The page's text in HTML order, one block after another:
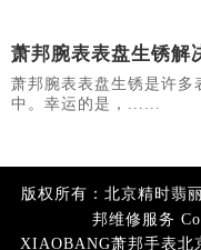
萧邦腕表表盘生锈解
萧邦腕表表盘生锈是许多
中。幸运的是，......
版权所有：北京精时翡
邦维修服务
XIAOBANG萧邦手表北